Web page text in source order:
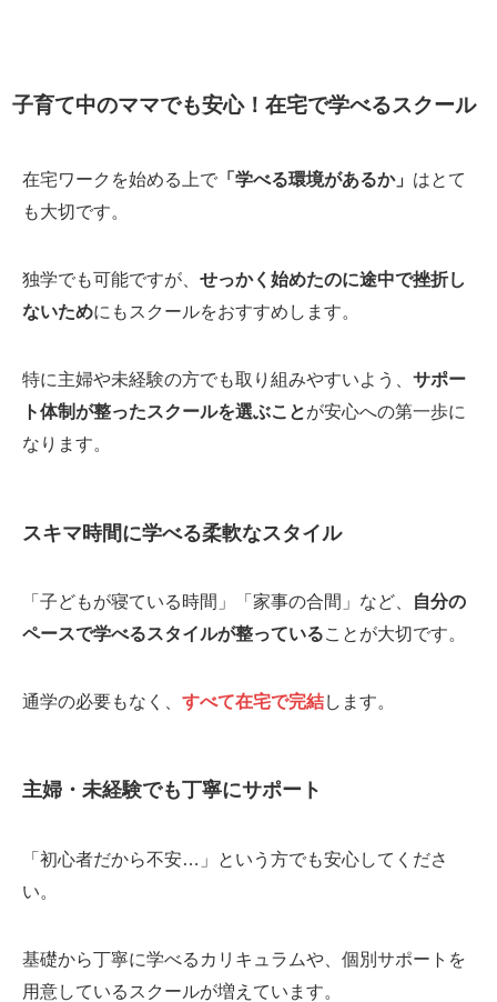
子育て中のママでも安心！在宅で学べるスクール
在宅ワークを始める上で 「学べる環境があるか」 はとて
も大切です。
独学でも可能ですが、 せっかく始めたのに途中で挫折し
ないためにもスクールをおすすめします。
特に主婦や未経験の方でも取り組みやすいよう、 サポー
ト体制が整ったスクールを選ぶことが安心への第一歩に
なります。
スキマ時間に学べる柔軟なスタイル
「子どもが寝ている時間」「家事の合間」など、
自分の
ペースで学べるスタイルが整っていることが大切です。
通学の必要もなく、 すべて在宅で完結します。
主婦・未経験でも丁寧にサポート
「初心者だから不安…」という方でも安心してくださ
い。
基礎から丁寧に学べるカリキュラムや、個別サポートを
用意しているスクールが増えています。